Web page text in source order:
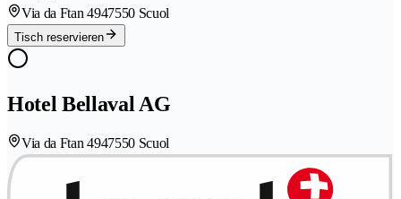
Via da Ftan 4947550 Scuol
Tisch reservieren
Hotel Bellaval AG
Via da Ftan 4947550 Scuol